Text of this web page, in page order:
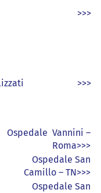
>>>
>>>
Ospedale Vannini –
Roma>>>
Ospedale San
Camillo – TN>>>
Ospedale San